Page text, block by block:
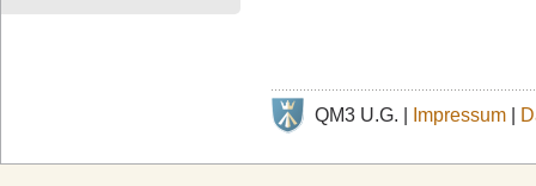
QM3 U.G. | Impressum